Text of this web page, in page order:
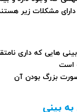
مشکلات زیر
هایی که داری
است
بزرگ بودن آن
بینی